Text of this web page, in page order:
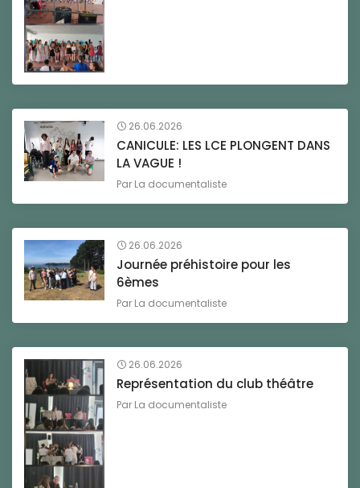
26.06.2026
CANICULE: LES LCE PLONGENT DANS
LA VAGUE !
Par La documentaliste
26.06.2026
Journée préhistoire pour les
6èmes
Par La documentaliste
26.06.2026
Représentation du club théâtre
Par La documentaliste